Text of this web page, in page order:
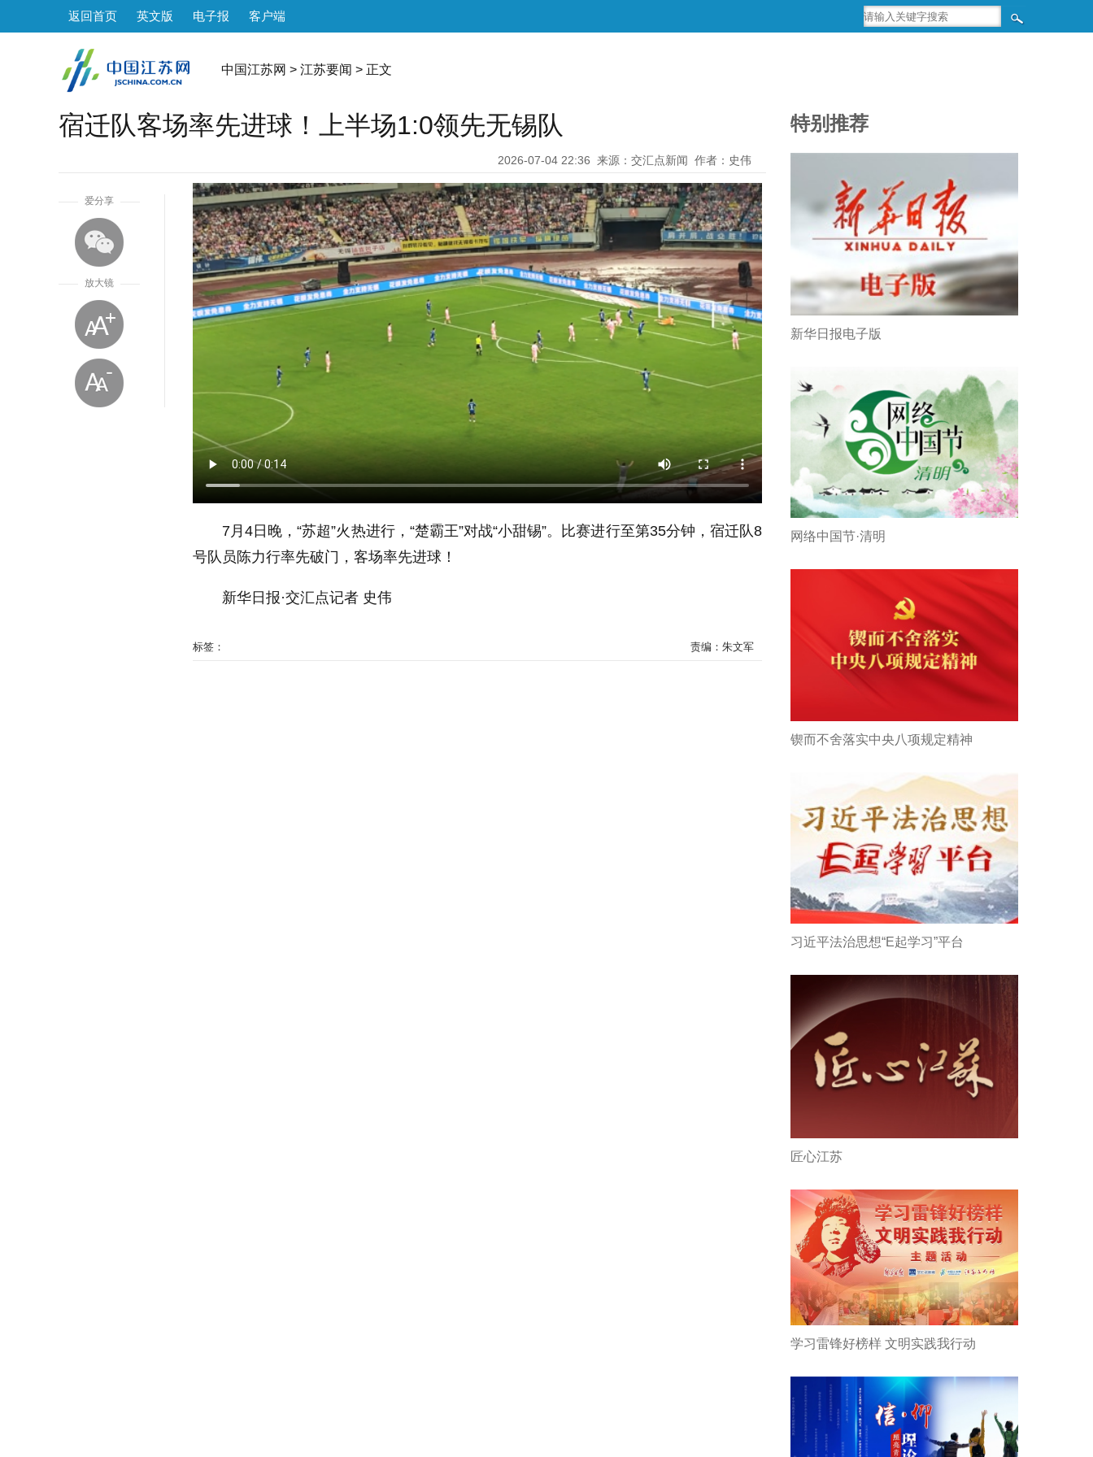
返回首页 英文版 电子报 客户端
中国江苏网 > 江苏要闻 > 正文
宿迁队客场率先进球！上半场1:0领先无锡队
2026-07-04 22:36 来源：交汇点新闻 作者：史伟
爱分享
放大镜
7月4日晚，“苏超”火热进行，“楚霸王”对战“小甜锡”。比赛进行至第35分钟，宿迁队8
号队员陈力行率先破门，客场率先进球！
新华日报·交汇点记者 史伟
标签： 责编：朱文军
特别推荐
新华日报电子版
网络中国节·清明
锲而不舍落实中央八项规定精神
习近平法治思想“E起学习”平台
匠心江苏
学习雷锋好榜样 文明实践我行动